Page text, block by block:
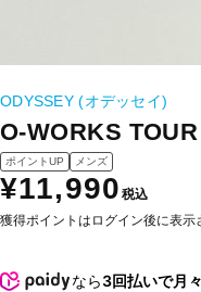
ODYSSEY (オデッセイ)
O-WORKS
ポイントUP メンズ
¥11,990 税込
獲得ポイントはログイン後に表示
なら3回払いで月